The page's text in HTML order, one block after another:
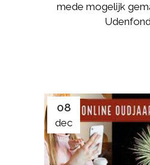
mede mogelijk
08
dec